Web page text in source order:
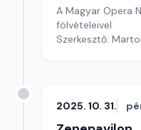
A Magyar Opera
fölvételeivel
Szerkesztő:
2025. 10. 31.